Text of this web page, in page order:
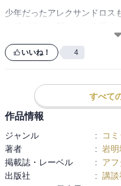
上司の命令がなくとも
その戦場で動けるかで
「戦況」も「生死」も変わる
それを印象付ける
戦闘シーンでした。
少年だったアレクサンドロス
いいね！ 4
すべて
作品情報
ジャンル : コミ
著者
: 岩明
掲載誌・レーベル
:
ア
出版社
: 講談